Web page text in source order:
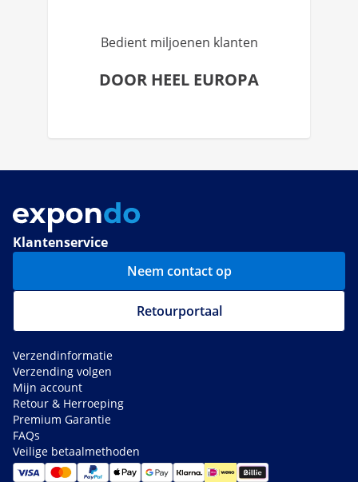
Bedient miljoenen klanten
DOOR HEEL EUROPA
Klantenservice
Neem contact op
Retourportaal
Verzendinformatie
Verzending volgen
Mijn account
Retour & Herroeping
Premium Garantie
FAQs
Veilige betaalmethoden